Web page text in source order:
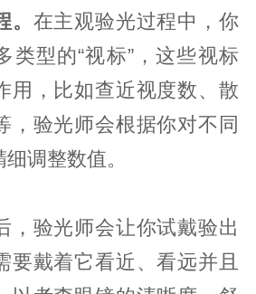
在主观验光过程中，你
类型的“视标”，这些视标
用，比如查近视度数、散
，验光师会根据你对不同
调整数值。
，验光师会让你试戴验出
要戴着它看近、看远并且